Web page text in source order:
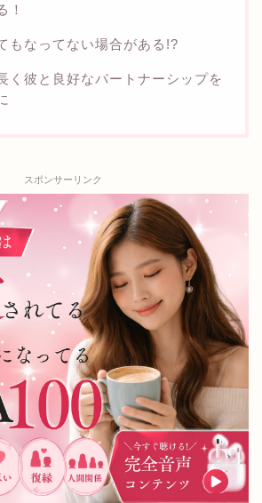
！
もなってない場合がある!?
く彼と良好なパートナーシップを
スポンサーリンク